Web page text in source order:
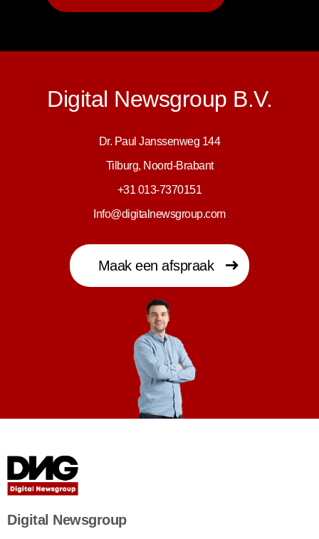
Digital Newsgroup B.V.
Dr. Paul Janssenweg 144
Tilburg, Noord-Brabant
+31 013-7370151
Info@digitalnewsgroup.com
Maak een afspraak
Digital Newsgroup